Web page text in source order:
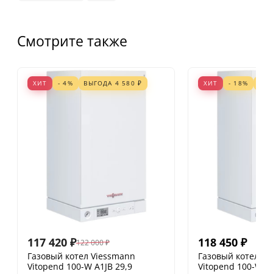
Смотрите также
ХИТ - 4% ВЫГОДА 4 580 ₽
117 420 ₽122 000 ₽
Газовый котел Viessmann
Vitopend 100-W A1JB 29,9
ХИТ - 18%
118 450 ₽
Газовый котел
Vitopend 100-W